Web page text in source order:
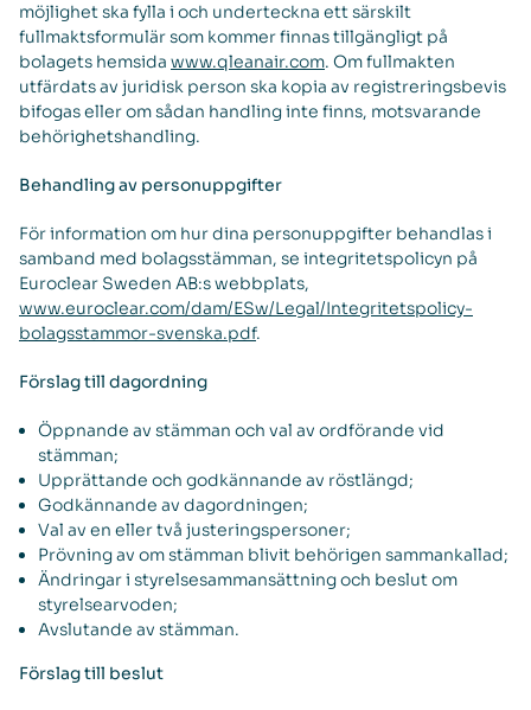
möjlighet ska fylla i och underteckna ett särskilt
fullmaktsformulär som kommer finnas tillgängligt på
bolagets hemsida www.qleanair.com. Om fullmakten
utfärdats av juridisk person ska kopia av registreringsbevis
bifogas eller om sådan handling inte finns, motsvarande
behörighetshandling.
Behandling av personuppgifter
För information om hur dina personuppgifter behandlas i
samband med bolagsstämman, se integritetspolicyn på
Euroclear Sweden AB:s webbplats,
www.euroclear.com/dam/ESw/Legal/Integritetspolicy-
bolagsstammor-svenska.pdf.
Förslag till dagordning
Öppnande av stämman och val av ordförande vid
stämman;
Upprättande och godkännande av röstlängd;
Godkännande av dagordningen;
Val av en eller två justeringspersoner;
Prövning av om stämman blivit behörigen sammankallad;
Ändringar i styrelsesammansättning och beslut om
styrelsearvoden;
Avslutande av stämman.
Förslag till beslut